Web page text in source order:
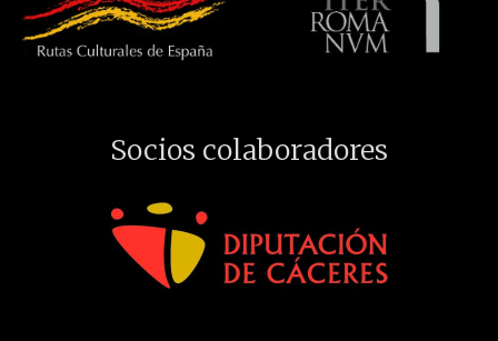
Socios colaboradores